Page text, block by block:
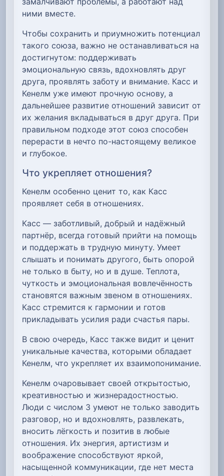
ними вместе.
Чтобы сохранить и приумножить потенциал
такого союза, важно не останавливаться на
достигнутом: поддерживать
эмоциональную связь, вдохновлять друг
друга, проявлять заботу и внимание. Касс и
Кенелм уже имеют прочную основу, а
дальнейшее развитие отношений зависит от
их желания вкладываться в друг друга. При
правильном подходе этот союз способен
перерасти в нечто по-настоящему великое
и глубокое.
Что укрепляет отношения?
Кенелм особенно ценит то, как Касс
проявляет себя в отношениях.
Касс — заботливый, добрый и надёжный
партнёр, всегда готовый прийти на помощь
и поддержать в трудную минуту. Умеет
слышать и понимать другого, быть опорой
не только в быту, но и в душе. Теплота,
чуткость и эмоциональная вовлечённость
становятся важным звеном в отношениях.
Касс стремится к гармонии и готов
прикладывать усилия ради счастья пары.
В свою очередь, Касс также видит и ценит
уникальные качества, которыми обладает
Кенелм, что укрепляет их взаимопонимание.
Кенелм очаровывает своей открытостью,
креативностью и жизнерадостностью.
Люди с числом 3 умеют не только заводить
разговор, но и вдохновлять, развлекать,
вносить лёгкость и позитив в любые
отношения. Их энергия, артистизм и
воображение способствуют яркой,
насыщенной коммуникации, где нет места